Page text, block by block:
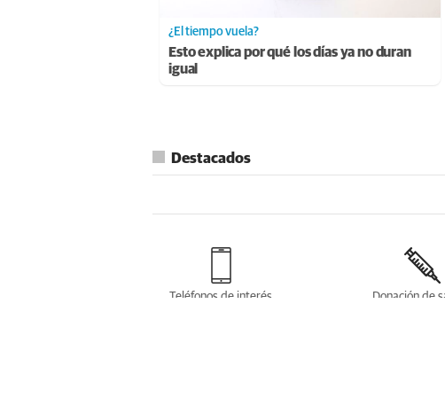
¿El tiempo vuela?
Esto explica por qué los días ya no duran
igual
Destacados
Teléfonos de interés Donación de